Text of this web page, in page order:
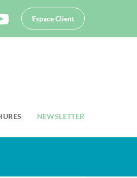
Espace Client
NEWSLETTER